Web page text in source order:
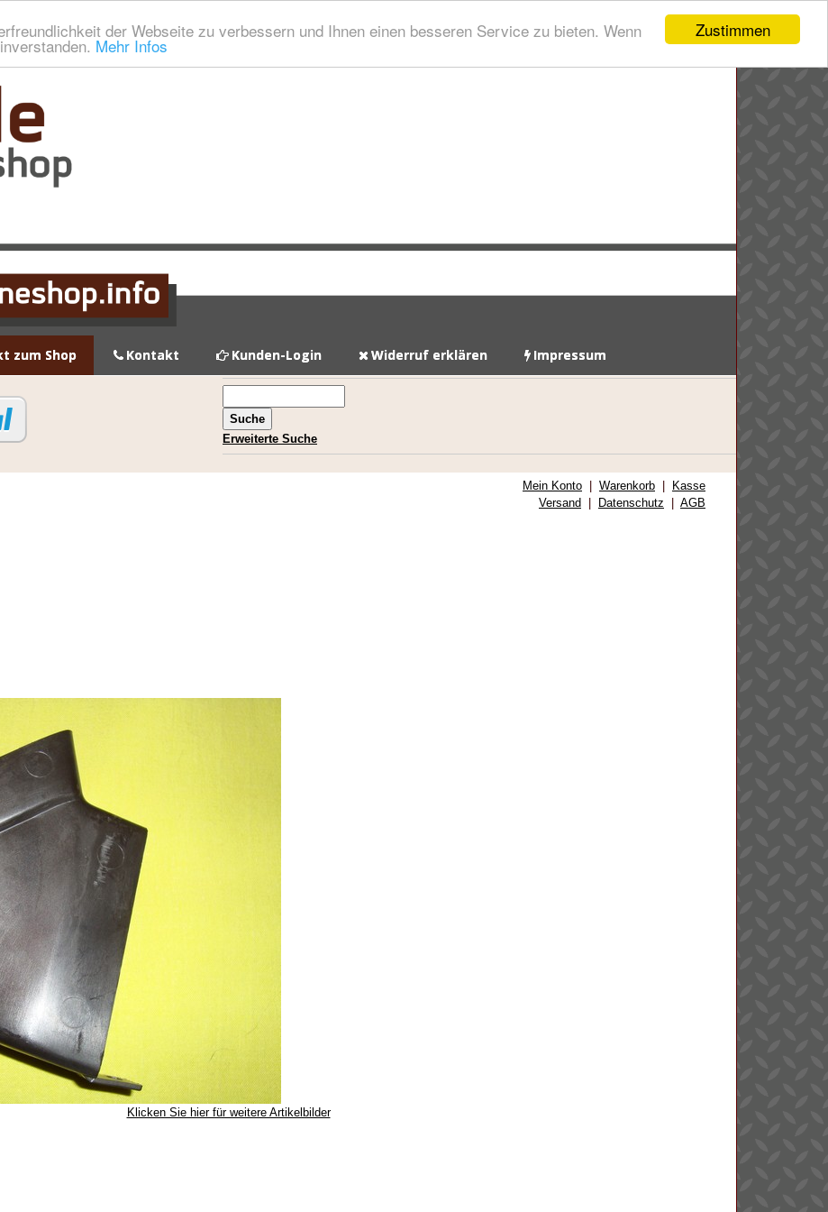
Zustimmen
der Webseite zu verbessern und Ihnen einen besseren Service zu bieten. Wenn
Mehr Infos
zum Shop Kontakt Kunden-Login Widerruf erklären Impressum
Erweiterte Suche
Mein Konto Warenkorb
Kasse
Versand
Datenschutz AGB
Klicken Sie hier für weitere Artikelbilder